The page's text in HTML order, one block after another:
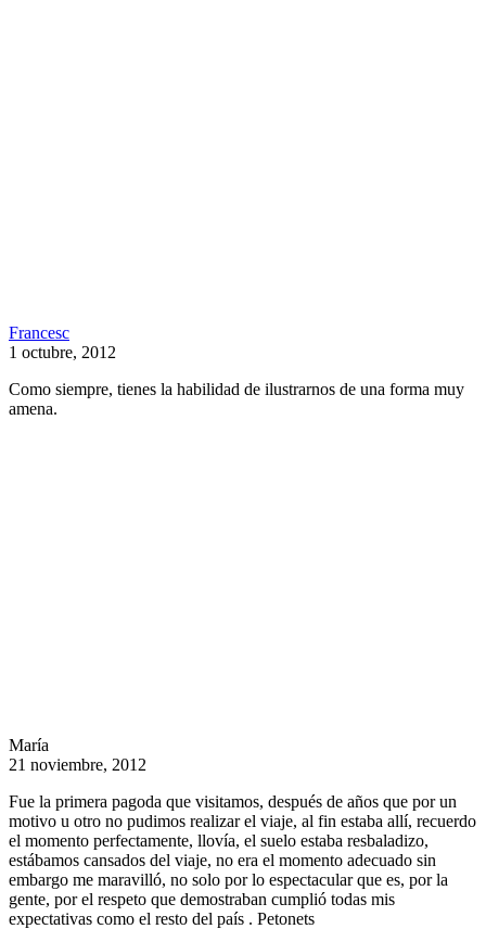
Francesc
1 octubre, 2012
Como siempre, tienes la habilidad de ilustrarnos de una forma muy
amena.
María
21 noviembre, 2012
Fue la primera pagoda que visitamos, después de años que por un
motivo u otro no pudimos realizar el viaje, al fin estaba allí, recuerdo
el momento perfectamente, llovía, el suelo estaba resbaladizo,
estábamos cansados del viaje, no era el momento adecuado sin
embargo me maravilló, no solo por lo espectacular que es, por la
gente, por el respeto que demostraban cumplió todas mis
expectativas como el resto del país . Petonets